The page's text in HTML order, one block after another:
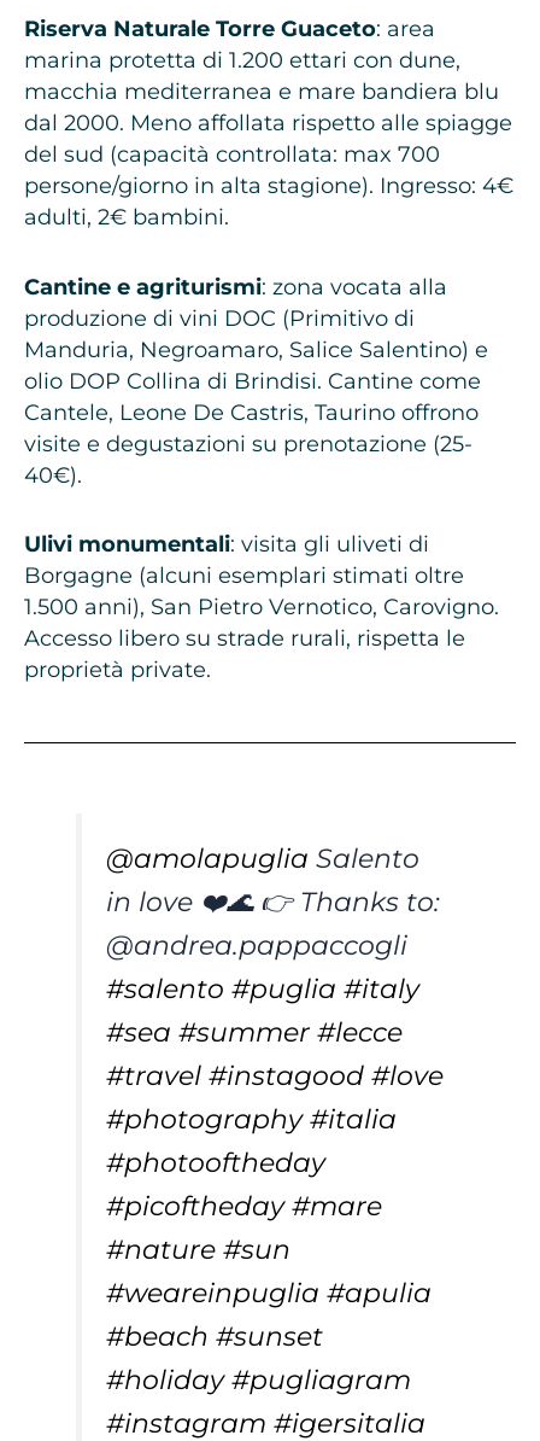
Riserva Naturale Torre Guaceto: area
marina protetta di 1.200 ettari con dune,
macchia mediterranea e mare bandiera blu
dal 2000. Meno affollata rispetto alle spiagge
del sud (capacità controllata: max 700
persone/giorno in alta stagione). Ingresso: 4€
adulti, 2€ bambini.
Cantine e agriturismi: zona vocata alla
produzione di vini DOC (Primitivo di
Manduria, Negroamaro, Salice Salentino) e
olio DOP Collina di Brindisi. Cantine come
Cantele, Leone De Castris, Taurino offrono
visite e degustazioni su prenotazione (25-
40€).
Ulivi monumentali: visita gli uliveti di
Borgagne (alcuni esemplari stimati oltre
1.500 anni), San Pietro Vernotico, Carovigno.
Accesso libero su strade rurali, rispetta le
proprietà private.
@amolapuglia Salento
in love ❤️🌊 👉 Thanks to:
@andrea.pappaccogli
#salento #puglia #italy
#sea #summer #lecce
#travel #instagood #love
#photography #italia
#photooftheday
#picoftheday #mare
#nature #sun
#weareinpuglia #apulia
#beach #sunset
#holiday #pugliagram
#instagram #igersitalia